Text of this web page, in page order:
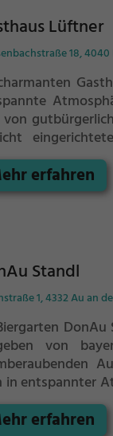
Lüftner
18, 4040
von
einlädt.
bei einem
Gasthaus
und erlebe
erfahren
Standl
1, 4332 Au an
von
in entspannter
der
erfahren